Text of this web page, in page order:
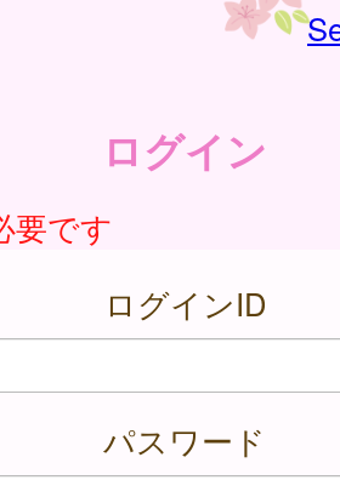
ログイン
要です
ログインID
パスワード